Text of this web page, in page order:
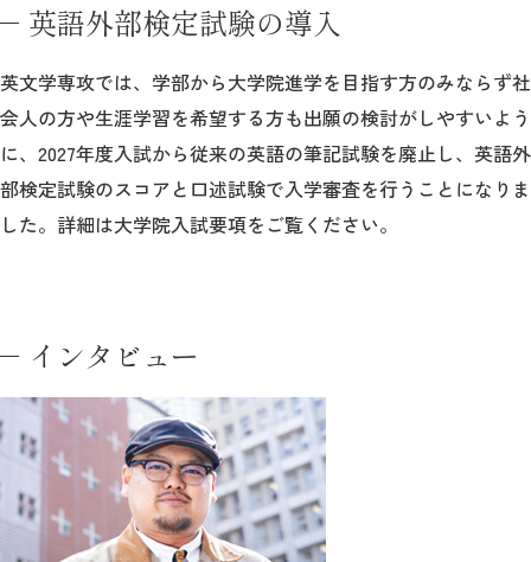
英語外部検定試験の導入
英文学専攻では、学部から大学院進学を目指す方のみならず社
会人の方や生涯学習を希望する方も出願の検討がしやすいよう
に、2027年度入試から従来の英語の筆記試験を廃止し、英語外
部検定試験のスコアと口述試験で入学審査を行うことになりま
した。詳細は大学院入試要項をご覧ください。
インタビュー